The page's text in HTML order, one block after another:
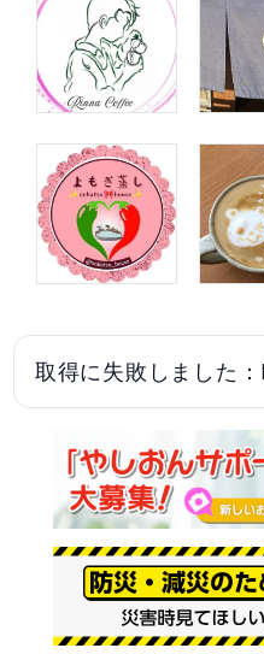
取得に失敗しました